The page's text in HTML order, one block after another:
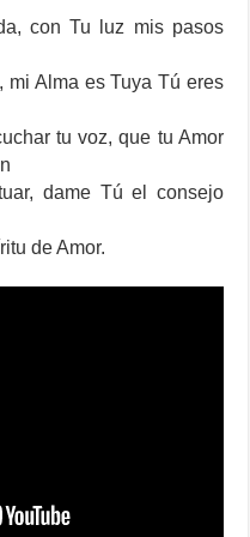
con Tu luz mis pasos
mi Alma es Tuya Tú eres
tu voz, que tu Amor
dame Tú el consejo
de Amor.